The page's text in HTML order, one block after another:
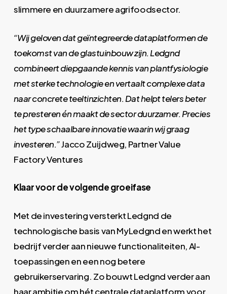
slimmere en duurzamere agrifoodsector.
“Wij geloven dat geïntegreerde dataplatformen de
toekomst van de glastuinbouw zijn. Ledgnd
combineert diepgaande kennis van plantfysiologie
met sterke technologie en vertaalt complexe data
naar concrete teeltinzichten. Dat helpt telers beter
te presteren én maakt de sector duurzamer. Precies
het type schaalbare innovatie waarin wij graag
investeren.”Jacco Zuijdweg, Partner Value
Factory Ventures
Klaar voor de volgende groeifase
Met de investering versterkt Ledgnd de
technologische basis van MyLedgnd en werkt het
bedrijf verder aan nieuwe functionaliteiten, AI-
toepassingen en een nog betere
gebruikerservaring. Zo bouwt Ledgnd verder aan
haar ambitie om hét centrale dataplatform voor